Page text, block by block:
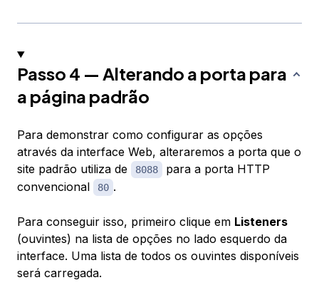
Passo 4 — Alterando a porta para
a página padrão
Para demonstrar como configurar as opções
através da interface Web, alteraremos a porta que o
site padrão utiliza de
8088
para a porta HTTP
convencional
80 .
Para conseguir isso, primeiro clique em Listeners
(ouvintes) na lista de opções no lado esquerdo da
interface. Uma lista de todos os ouvintes disponíveis
será carregada.